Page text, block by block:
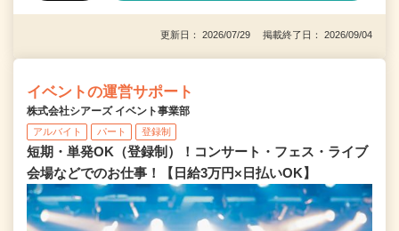
更新日： 2026/07/29 掲載終了日： 2026/09/04
イベントの運営サポート
株式会社シアーズ イベント事業部
アルバイト パート 登録制
短期・単発OK（登録制）！コンサート・フェス・ライブ
会場などでのお仕事！【日給3万円×日払いOK】